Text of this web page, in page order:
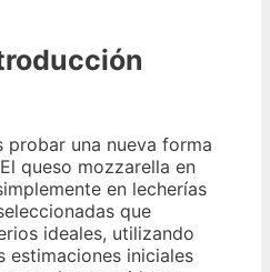
probar una nueva forma
queso mozzarella en
en lecherías
que
ideales, utilizando
estimaciones iniciales